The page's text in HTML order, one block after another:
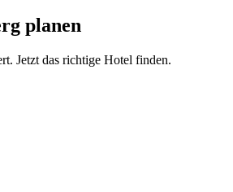
planen
Jetzt das richtige Hotel finden.